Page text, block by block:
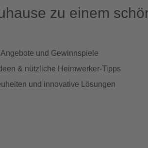
zu einem
und Gewinnspiele
& nützliche Heimwerker-Tipps
und innovative Lösungen